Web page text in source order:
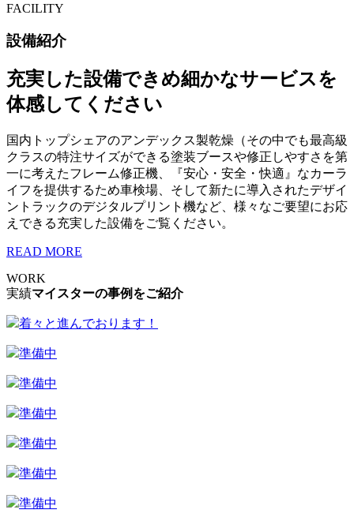
FACILITY
設備紹介
充実した設備できめ細かなサービスを
体感してください
国内トップシェアのアンデックス製乾燥（その中でも最高級
クラスの特注サイズができる塗装ブースや修正しやすさを第
一に考えたフレーム修正機、『安心・安全・快適』なカーラ
イフを提供するため車検場、そして新たに導入されたデザイ
ントラックのデジタルプリント機など、様々なご要望にお応
えできる充実した設備をご覧ください。
READ MORE
WORK
実績マイスターの事例をご紹介
着々と進んでおります！
準備中
準備中
準備中
準備中
準備中
準備中